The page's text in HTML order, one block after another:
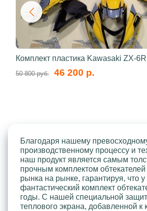
Комплект пластика Kawasaki ZX-
50 800 руб. 46 200 р.
Благодаря нашему
производственному процессу и
наш продукт является самым
прочным комплектом обтекателей
рынка на рынке, гарантируя, что у
фантастический комплект
годы. С нашей специальной
теплового экрана, добавленной к